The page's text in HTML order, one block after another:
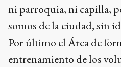
ni parroquia, ni capilla,
somos de la ciudad, sin
Por último el Área de
entrenamiento de los